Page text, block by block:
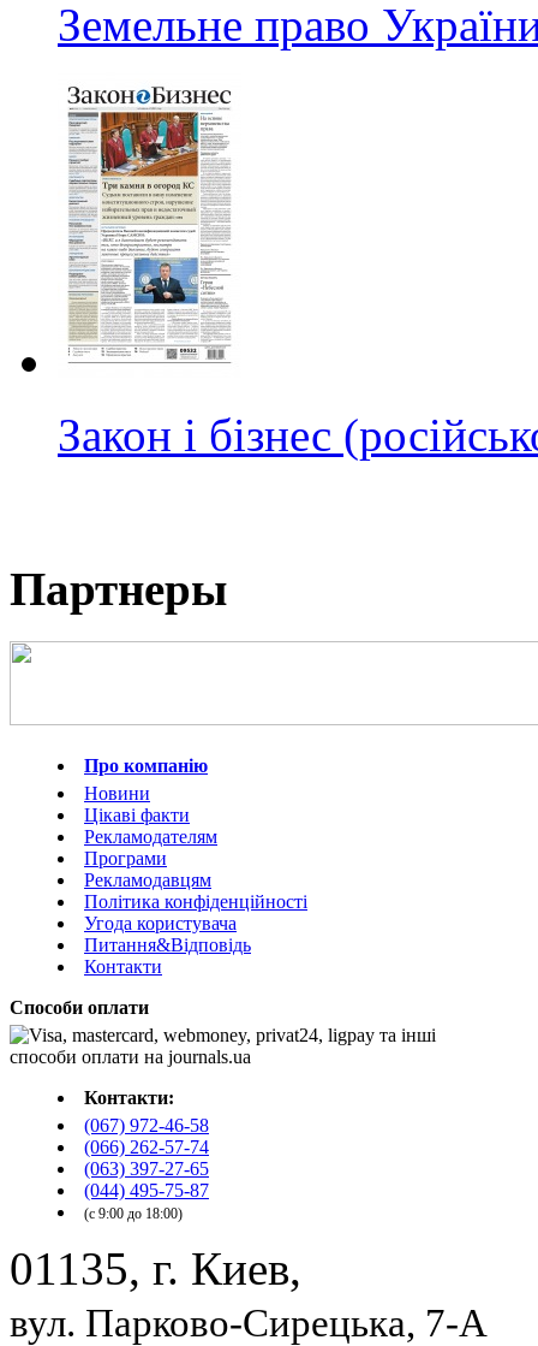
Земельне право
Закон і бізнес
Партнеры
Про компанію
Новини
Цікаві факти
Рекламодателям
Програми
Рекламодавцям
Політика конфіденційності
Угода користувача
Питання&Відповідь
Контакти
Способи оплати
Контакти:
(067) 972-46-58
(066) 262-57-74
(063) 397-27-65
(044) 495-75-87
(с 9:00 до 18:00)
01135, г. Киев,
вул. Парково-Сирецька, 7-А